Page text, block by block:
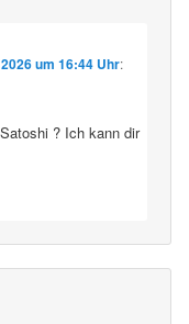
um 16:44 Uhr:
? Ich kann dir